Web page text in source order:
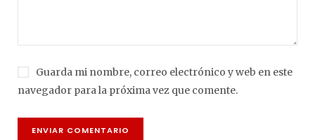
Guarda mi nombre, correo electrónico y web en este
navegador para la próxima vez que comente.